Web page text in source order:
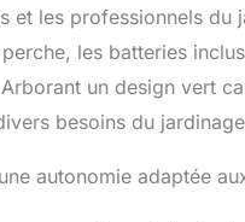
jusqu'à 8 heures
travailler 【
moteur sans
vie plus longue.
l'électricité et
【
de sécurité, vous
et les professionnels
les batteries
un design vert
besoins du
autonomie adaptée